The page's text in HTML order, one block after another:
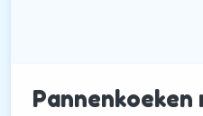
Pannenkoeken